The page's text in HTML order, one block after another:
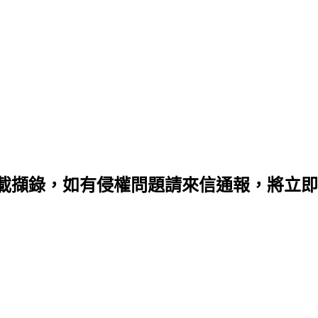
擷錄，如有侵權問題請來信通報，將立